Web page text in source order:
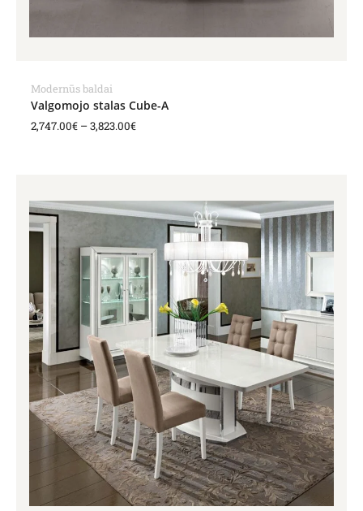
Modernūs baldai
Valgomojo stalas Cube-A
2,747.00€ –3,823.00€
1,881.00€
through
2,011.00€